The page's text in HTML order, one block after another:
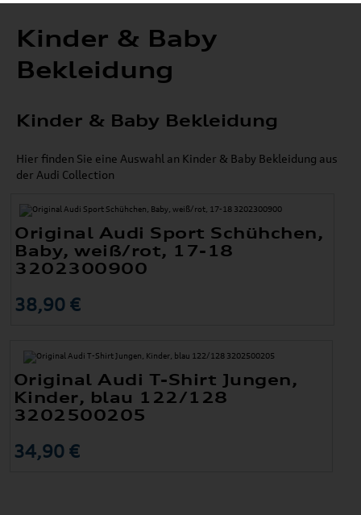
Kinder & Baby
Bekleidung
Kinder & Baby Bekleidung
Hier finden Sie eine Auswahl an Kinder & Baby Bekleidung aus
der Audi Collection
Original Audi Sport Schühchen,
Baby, weiß/rot, 17-18
3202300900
38,90 €
Original Audi T-Shirt Jungen,
Kinder, blau 122/128
3202500205
34,90 €